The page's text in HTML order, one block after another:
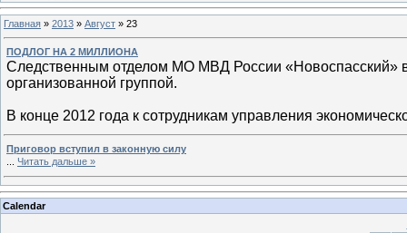
Главная » 2013 » Август » 23
ПОДЛОГ НА 2 МИЛЛИОНА
Следственным отделом МО МВД России «Новоспасский»
организованной группой.
В конце 2012 года к сотрудникам управления
Приговор вступил в законную силу
Читать дальше »
Calendar